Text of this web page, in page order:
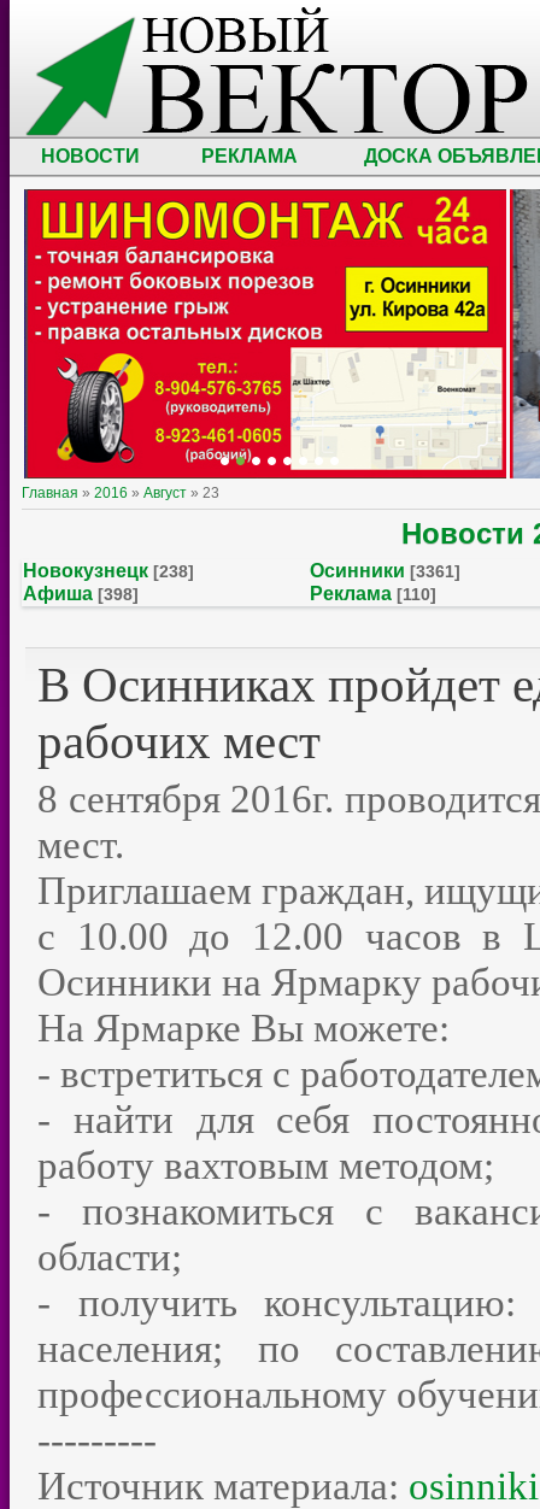
НОВОСТИ РЕКЛАМА ДОСКА
Главная » 2016 » Август » 23
Новости
Новокузнецк [238] Осинники [3361]
Афиша [398] Реклама [110]
В Осинниках пройдет
рабочих мест
8 сентября 2016г.
мест.
Приглашаем граждан,
с 10.00 до 12.00 часов в
Осинники на Ярмарку
На Ярмарке Вы можете:
- встретиться с
- найти для себя
работу вахтовым методом;
- познакомиться с
области;
- получить консультацию:
населения; по
профессиональному
---------
Источник материала: